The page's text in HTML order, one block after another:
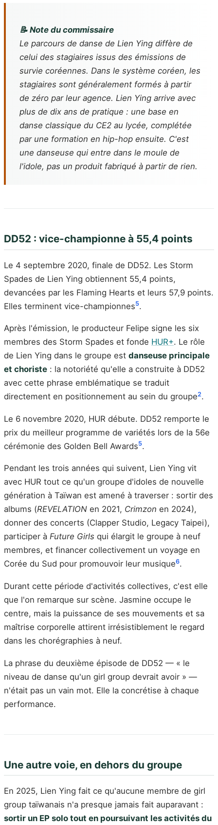
📝 Note du commissaire
Le parcours de danse de Lien Ying diffère de
celui des stagiaires issus des émissions de
survie coréennes. Dans le système coréen, les
stagiaires sont généralement formés à partir
de zéro par leur agence. Lien Ying arrive avec
plus de dix ans de pratique : une base en
danse classique du CE2 au lycée, complétée
par une formation en hip-hop ensuite. C'est
une danseuse qui entre dans le moule de
l'idole, pas un produit fabriqué à partir de rien.
DD52 : vice-championne à 55,4 points
Le 4 septembre 2020, finale de DD52. Les Storm
Spades de Lien Ying obtiennent 55,4 points,
devancées par les Flaming Hearts et leurs 57,9 points.
Elles terminent vice-championnes5.
Après l'émission, le producteur Felipe signe les six
membres des Storm Spades et fonde HUR+. Le rôle
de Lien Ying dans le groupe est danseuse principale
et choriste : la notoriété qu'elle a construite à DD52
avec cette phrase emblématique se traduit
directement en positionnement au sein du groupe2.
Le 6 novembre 2020, HUR débute. DD52 remporte le
prix du meilleur programme de variétés lors de la 56e
cérémonie des Golden Bell Awards5.
Pendant les trois années qui suivent, Lien Ying vit
avec HUR tout ce qu'un groupe d'idoles de nouvelle
génération à Taïwan est amené à traverser : sortir des
albums (REVELATION en 2021, Crimzon en 2024),
donner des concerts (Clapper Studio, Legacy Taipei),
participer à Future Girls qui élargit le groupe à neuf
membres, et financer collectivement un voyage en
Corée du Sud pour promouvoir leur musique6.
Durant cette période d'activités collectives, c'est elle
que l'on remarque sur scène. Jasmine occupe le
centre, mais la puissance de ses mouvements et sa
maîtrise corporelle attirent irrésistiblement le regard
dans les chorégraphies à neuf.
La phrase du deuxième épisode de DD52 — « le
niveau de danse qu'un girl group devrait avoir » —
n'était pas un vain mot. Elle la concrétise à chaque
performance.
Une autre voie, en dehors du groupe
En 2025, Lien Ying fait ce qu'aucune membre de girl
group taïwanais n'a presque jamais fait auparavant :
sortir un EP solo tout en poursuivant les activités du